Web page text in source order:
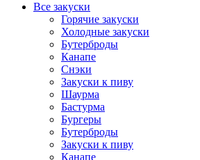
Все закуски
Горячие закуски
Холодные закуски
Бутерброды
Канапе
Снэки
Закуски к пиву
Шаурма
Бастурма
Бургеры
Бутерброды
Закуски к пиву
Канапе